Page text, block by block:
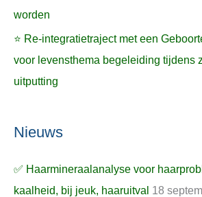
worden
⭐ Re-integratietraject met een
voor levensthema begeleiding tijdens
uitputting
Nieuws
✅ Haarmineraalanalyse voor
kaalheid, bij jeuk, haaruitval 18